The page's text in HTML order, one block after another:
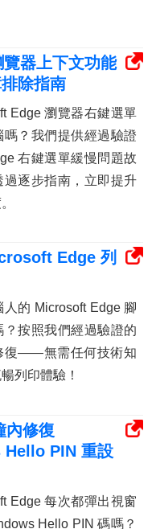
器上下文功能
除指南
Edge 瀏覽器右鍵選單
嗎？我們提供經過驗證
右鍵選單緩慢問題故
過逐步指南，立即提升
Edge 列
的 Microsoft Edge 腳
按照我們經過驗證的
復——無需任何技術知
列印體驗！
內修復
PIN 重設
Edge 每次都彈出視窗
Hello PIN 碼嗎？